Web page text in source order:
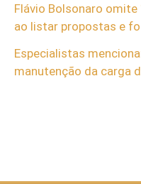
Flávio Bolsonaro omite
ao listar propostas e
Especialistas
manutenção da carga